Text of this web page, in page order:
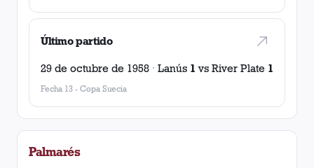
Último partido
29 de octubre de 1958 · Lanús 1 vs River Plate 1
Fecha 13 - Copa Suecia
Palmarés